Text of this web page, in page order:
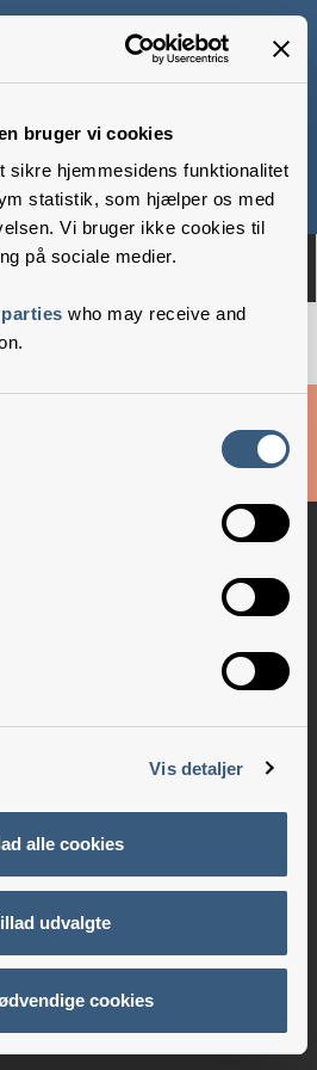
bruger vi cookies
sikre hjemmesidens funktionalitet
statistik, som hjælper os med
Vi bruger ikke cookies til
på sociale medier.
who may receive and
Vis detaljer
alle cookies
udvalgte
cookies